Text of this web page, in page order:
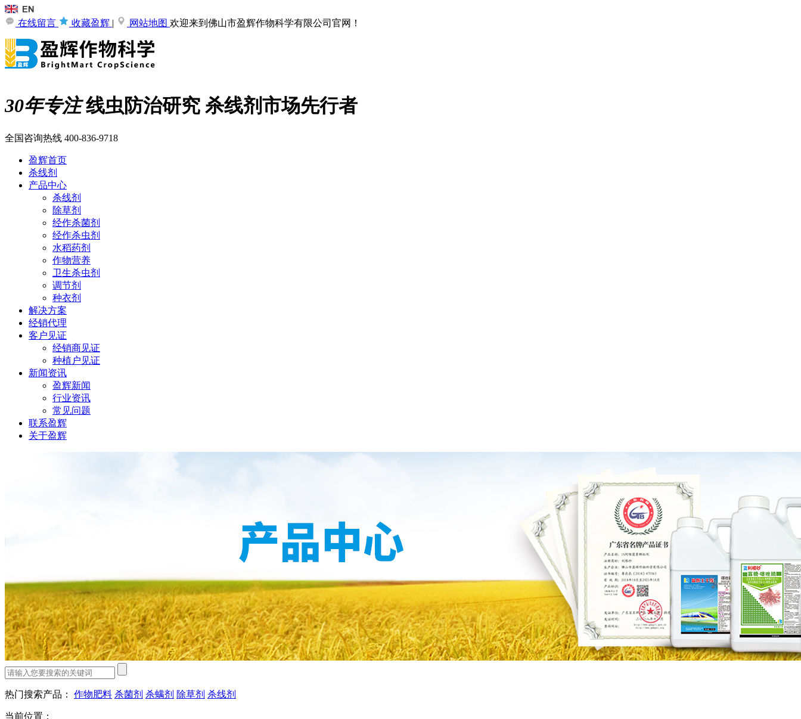
在线留言 收藏盈辉 | 网站地图 欢迎来到佛山市盈辉作物科学有限公司官网！
30年专注线虫防治研究 杀线剂市场先行者
全国咨询热线 400-836-9718
盈辉首页
杀线剂
产品中心
杀线剂
除草剂
经作杀菌剂
经作杀虫剂
水稻药剂
作物营养
卫生杀虫剂
调节剂
种衣剂
解决方案
经销代理
客户见证
经销商见证
种植户见证
新闻资讯
盈辉新闻
行业资讯
常见问题
联系盈辉
关于盈辉
热门搜索产品： 作物肥料 杀菌剂 杀螨剂 除草剂 杀线剂
当前位置：